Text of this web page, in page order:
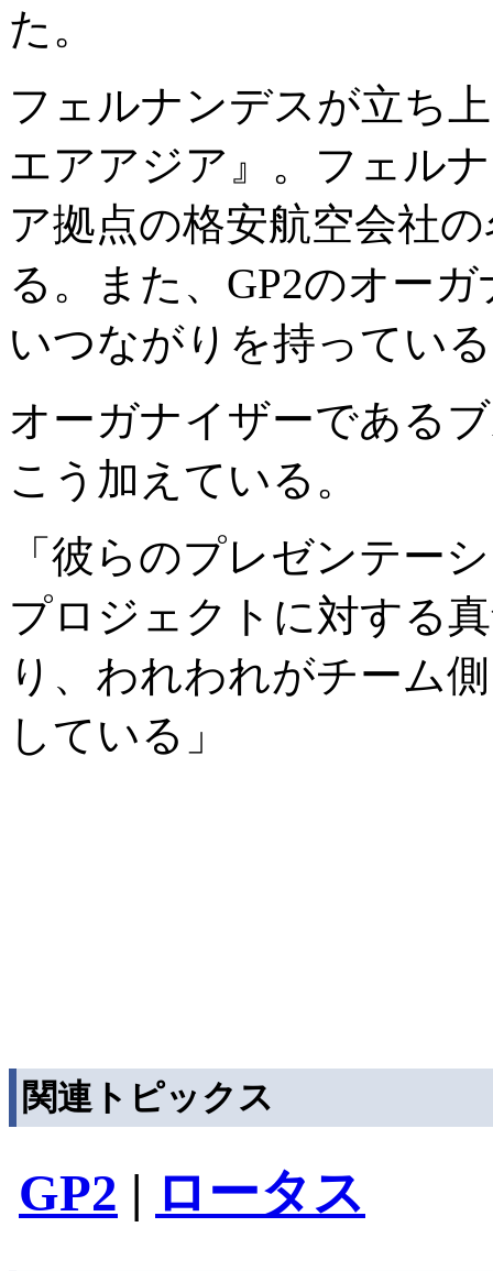
た。
フェルナンデスが立ち
エアアジア』。フェル
ア拠点の格安航空会社
る。また、GP2のオー
いつながりを持ってい
オーガナイザーである
こう加えている。
「彼らのプレゼンテー
プロジェクトに対する
り、われわれがチーム
している」
関連トピックス
GP2 | ロータス